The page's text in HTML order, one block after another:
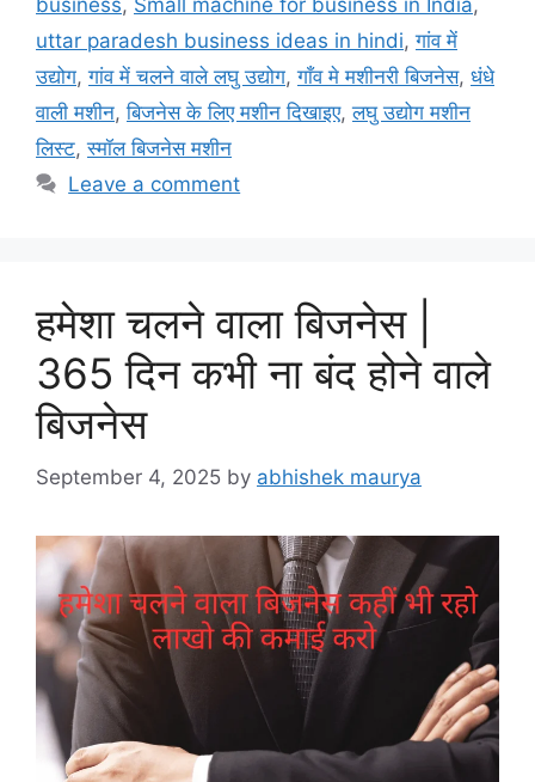
business, Small machine for business in India,
uttar paradesh business ideas in hindi,गांव में
उद्योग,गांव में चलने वाले लघु उद्योग,गाँव मे मशीनरी बिजनेस, धंधे
वाली मशीन,बिजनेस के लिए मशीन दिखाइए,लघु उद्योग मशीन
लिस्ट,स्मॉल बिजनेस मशीन
Leave a comment
हमेशा चलने वाला बिजनेस |
365 दिन कभी ना बंद होने वाले
बिजनेस
September 4, 2025 by abhishek maurya